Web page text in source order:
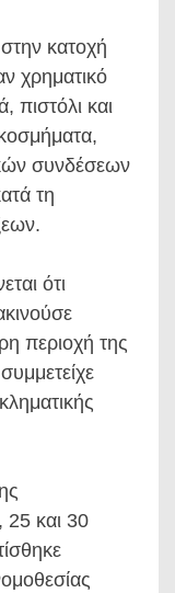
στην κατοχή
χρηματικό
πιστόλι και
συνδέσεων
τη
ότι
περιοχή της
και 30